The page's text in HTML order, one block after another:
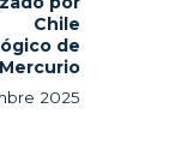
Chile
de
2025